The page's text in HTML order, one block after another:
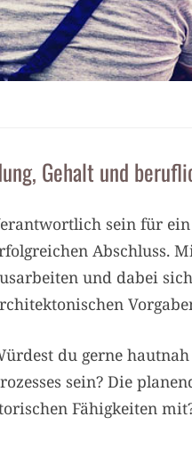
Gehalt und
sein für
Abschluss.
und dabei
du gerne
sein? Die
Fähigkeiten